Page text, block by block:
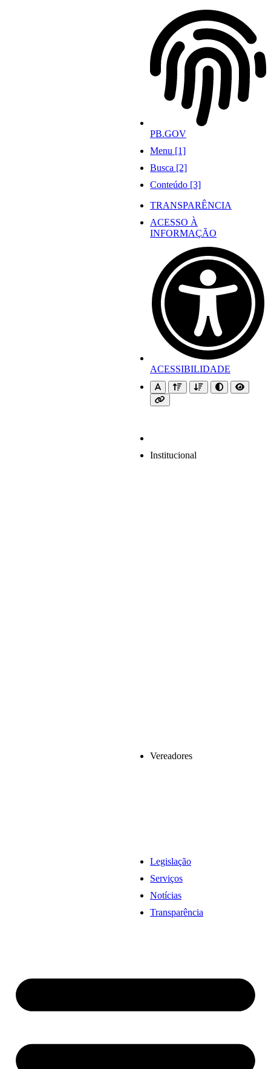
PB.GOV
Menu [1]
Busca [2]
Conteúdo [3]
TRANSPARÊNCIA
ACESSO À
INFORMAÇÃO
ACESSIBILIDADE
Institucional
Vereadores
Legislação
Serviços
Notícias
Transparência